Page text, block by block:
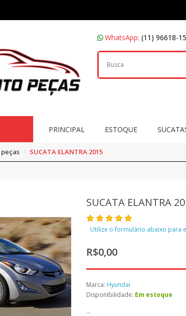
WhatsApp: (11) 96618-
PRINCIPAL ESTOQUE
SUCATA ELANTRA 2015
SUCATA ELANTRA
Utilize o formulário abaixo para
R$0,00
Marca: Hyundai
Disponibilidade: Em estoque
...